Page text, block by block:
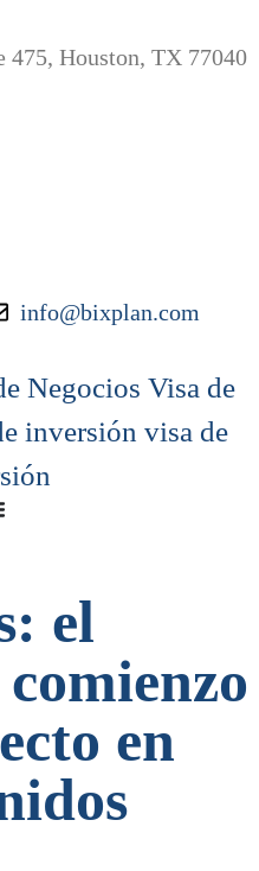
475, Houston, TX 77040
info@bixplan.com
el
en